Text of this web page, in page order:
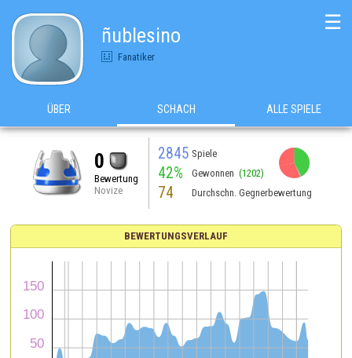
ñublesino
Fanatiker
☰
ÜBER SCHACH ALLE SPIELE
0
Bewertung
Novize
2845 Spiele
42% Gewonnen (1202)
74 Durchschn. Gegnerbewertung
BEWERTUNGSVERLAUF